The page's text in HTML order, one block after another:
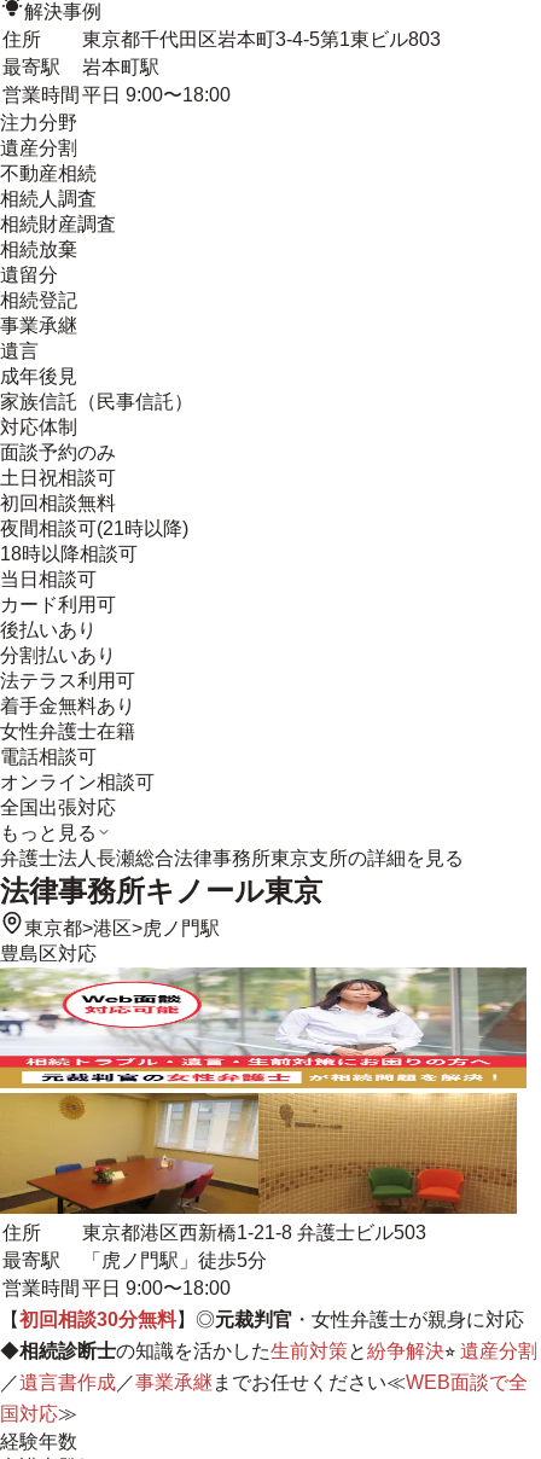
解決事例
住所
東京都千代田区岩本町3-4-5第1東ビル803
最寄駅
岩本町駅
営業時間 平日 9:00〜18:00
注力分野
遺産分割
不動産相続
相続人調査
相続財産調査
相続放棄
遺留分
相続登記
事業承継
遺言
成年後見
家族信託（民事信託）
対応体制
面談予約のみ
土日祝相談可
初回相談無料
夜間相談可(21時以降)
18時以降相談可
当日相談可
カード利用可
後払いあり
分割払いあり
法テラス利用可
着手金無料あり
女性弁護士在籍
電話相談可
オンライン相談可
全国出張対応
もっと見る
弁護士法人長瀬総合法律事務所東京支所の詳細を見る
法律事務所キノール東京
東京都>港区>虎ノ門駅
豊島区対応
住所
東京都港区西新橋1-21-8 弁護士ビル503
最寄駅
「虎ノ門駅」徒歩5分
営業時間 平日 9:00〜18:00
【初回相談30分無料】◎元裁判官 ・女性弁護士が親身に対応
◆相続診断士の知識を活かした生前対策と紛争解決⭐︎ 遺産分割
／遺言書作成 ／事業承継 までお任せください≪WEB面談で全
国対応≫
経験年数